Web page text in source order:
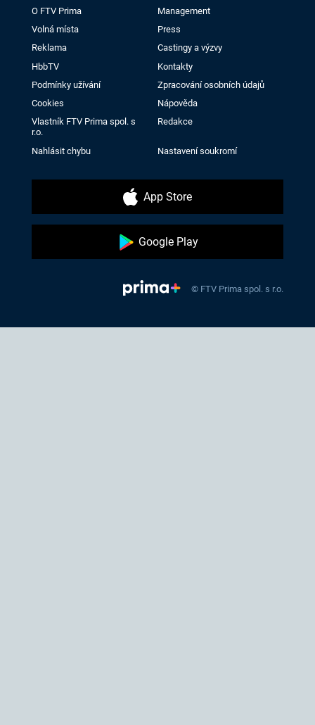
O FTV Prima
Management
Volná místa
Press
Reklama
Castingy a výzvy
HbbTV
Kontakty
Podmínky užívání
Zpracování osobních údajů
Cookies
Nápověda
Vlastník FTV Prima spol. s
r.o.
Redakce
Nahlásit chybu Nastavení soukromí
App Store
Google Play
© FTV Prima spol. s r.o.